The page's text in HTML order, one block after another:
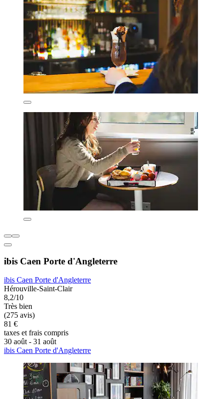
ibis Caen Porte d'Angleterre
ibis Caen Porte d'Angleterre
Hérouville-Saint-Clair
8,2/10
Très bien
(275 avis)
81 €
taxes et frais compris
30 août - 31 août
ibis Caen Porte d'Angleterre